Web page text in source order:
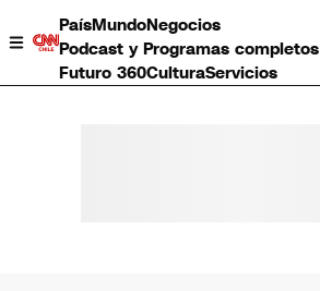
PaísMundoNegocios
Podcast y Programas completos
Futuro 360CulturaServicios